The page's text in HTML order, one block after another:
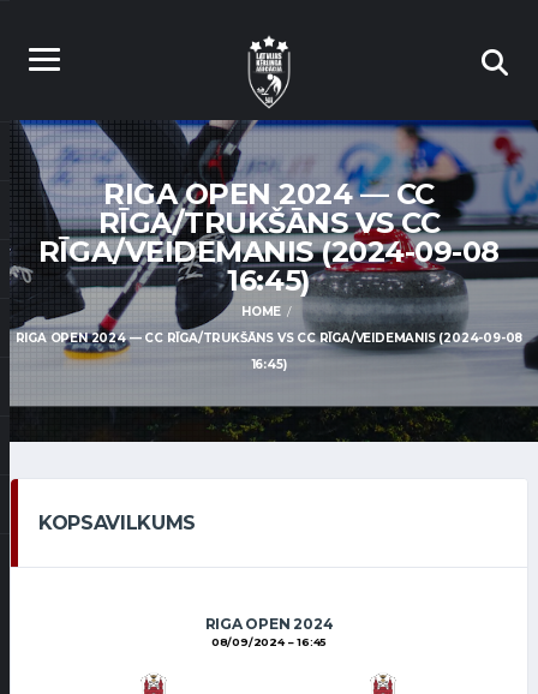
RIGA OPEN 2024 — CC
RĪGA/TRUKŠĀNS VS CC
RĪGA/VEIDEMANIS (2024-09-08
16:45)
HOME
RIGA OPEN 2024 — CC RĪGA/TRUKŠĀNS VS CC RĪGA/VEIDEMANIS (2024-09-08
16:45)
KOPSAVILKUMS
RIGA OPEN 2024
08/09/2024 16:45